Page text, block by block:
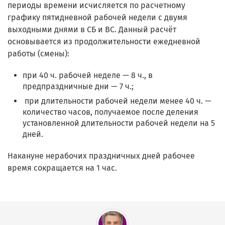
периоды времени исчисляется по расчетному
графику пятидневной рабочей недели с двумя
выходными днями в СБ и ВС. Данный расчёт
основывается из продолжительности ежедневной
работы (смены):
при 40 ч. рабочей неделе — 8 ч., в
предпраздничные дни — 7 ч.;
при длительности рабочей недели менее 40 ч. —
количество часов, получаемое после деления
установленной длительности рабочей недели на 5
дней.
Накануне нерабочих праздничных дней рабочее
время сокращается на 1 час.